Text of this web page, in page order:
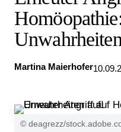
Martina Maierhofer
© deagrezz/